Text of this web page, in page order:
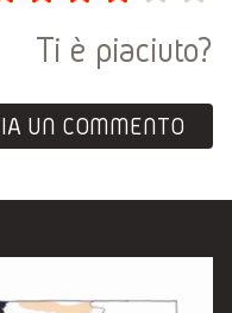
Ti è piaciuto?
UN COMMENTO